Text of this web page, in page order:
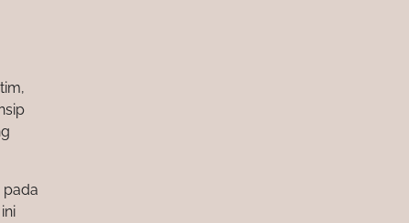
pada